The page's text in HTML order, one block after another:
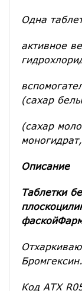
Одна
активное
(сахар
(сахар
Описание
Таблетки
фаской
Бромгексин.
Код АТХ